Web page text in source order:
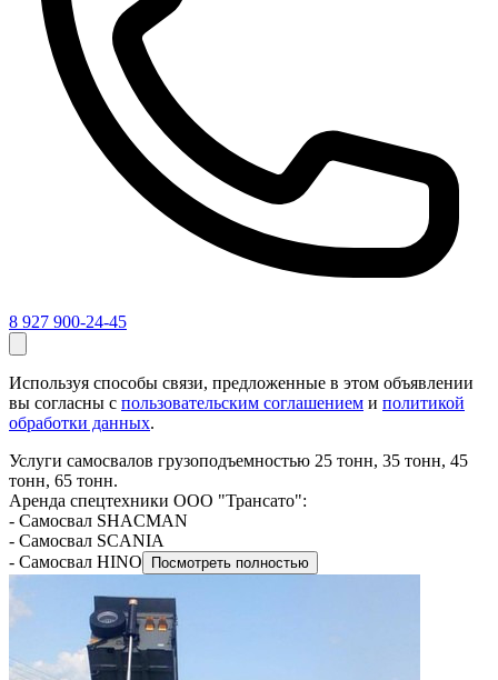
8 927 900-24-45
Используя способы связи, предложенные в этом объявлении
вы согласны с пользовательским соглашением и политикой
обработки данных.
Услуги самосвалов грузоподъемностью 25 тонн, 35 тонн, 45
тонн, 65 тонн.
Аренда спецтехники ООО "Трансато":
- Самосвал SHACMAN
- Самосвал SCANIA
- Самосвал HINO
Посмотреть полностью